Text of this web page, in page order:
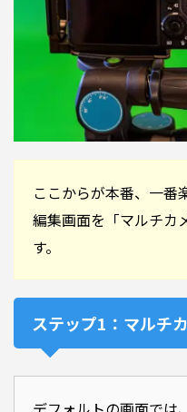
ここからが本番、一番
編集画面を「マルチカ
す。
ステップ1：マルチ